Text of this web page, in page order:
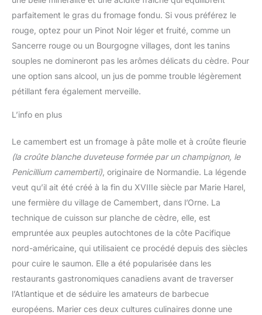
parfaitement le gras du fromage fondu. Si vous préférez le
rouge, optez pour un Pinot Noir léger et fruité, comme un
Sancerre rouge ou un Bourgogne villages, dont les tanins
souples ne domineront pas les arômes délicats du cèdre. Pour
une option sans alcool, un jus de pomme trouble légèrement
pétillant fera également merveille.
L’info en plus
Le camembert est un fromage à pâte molle et à croûte fleurie
(la croûte blanche duveteuse formée par un champignon, le
Penicillium camemberti) , originaire de Normandie. La légende
veut qu’il ait été créé à la fin du XVIIIe siècle par Marie Harel,
une fermière du village de Camembert, dans l’Orne. La
technique de cuisson sur planche de cèdre, elle, est
empruntée aux peuples autochtones de la côte Pacifique
nord-américaine, qui utilisaient ce procédé depuis des siècles
pour cuire le saumon. Elle a été popularisée dans les
restaurants gastronomiques canadiens avant de traverser
l’Atlantique et de séduire les amateurs de barbecue
européens. Marier ces deux cultures culinaires donne une